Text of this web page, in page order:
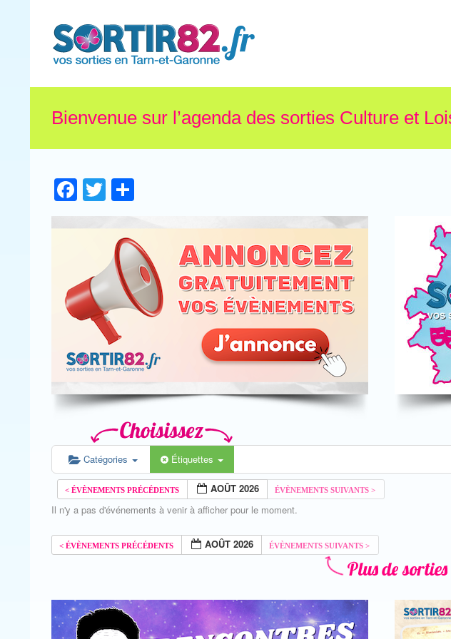
Bienvenue sur l’agenda des sorties Culture et
Facebook
Twitter
Catégories Étiquettes
AOÛT 2026
Il n'y a pas d'événements à venir à afficher pour le moment.
AOÛT 2026